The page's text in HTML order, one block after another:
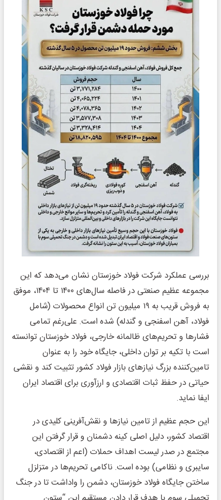
بررسی عملکرد شرکت فولاد خوزستان نشان می‌دهد که این
مجموعه عظیم صنعتی در فاصله سال‌های ۱۴۰۰ تا ۱۴۰۴، موفق
به فروش قریب به ۱۹ میلیون تن انواع محصولات (شامل
فولاد، آهن اسفنجی و گندله) شده است. علی‌رغم تمامی
فشارها و تحریم‌های ظالمانه خارجی، فولاد خوزستان توانسته
است با تکیه بر توان داخلی، جایگاه خود را به عنوان
تامین‌کننده بزرگ نیازهای بازار فولاد کشور تثبیت کند و نقشی
حیاتی در حفظ ثبات اقتصادی و ارزآوری برای اقتصاد ایران
ایفا نماید.
این حجم عظیم از تامین نیازها و نقش‌آفرینی کلیدی در
اقتصاد کشور، دلیل اصلی کینه دشمنان و قرار گرفتن این
مجتمع در صدر لیست اهداف حملات (اعم از اقتصادی،
سایبری و نظامی) بوده است. ناکامی تحریم‌ها در متزلزل
ساختن جایگاه فولاد خوزستان، دشمن را واداشت تا در جنگ